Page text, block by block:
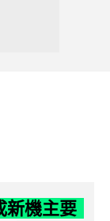
新機主要